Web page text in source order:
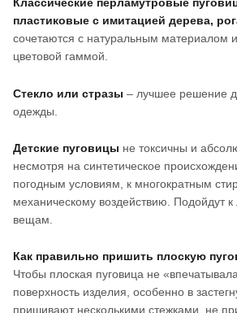
Классические перламутровые
пластиковые с имитацией дерева,
сочетаются с натуральным материалом
цветовой гаммой.
Стекло или стразы – лучшее решение
одежды.
Детские пуговицы не токсичны и
несмотря на синтетическое
погодным условиям, к многократным
механическому воздействию. Подойдут
вещам.
Как правильно пришить плоскую
Чтобы плоская пуговица не
поверхность изделия, особенно в
пришивают несколькими стежками, не